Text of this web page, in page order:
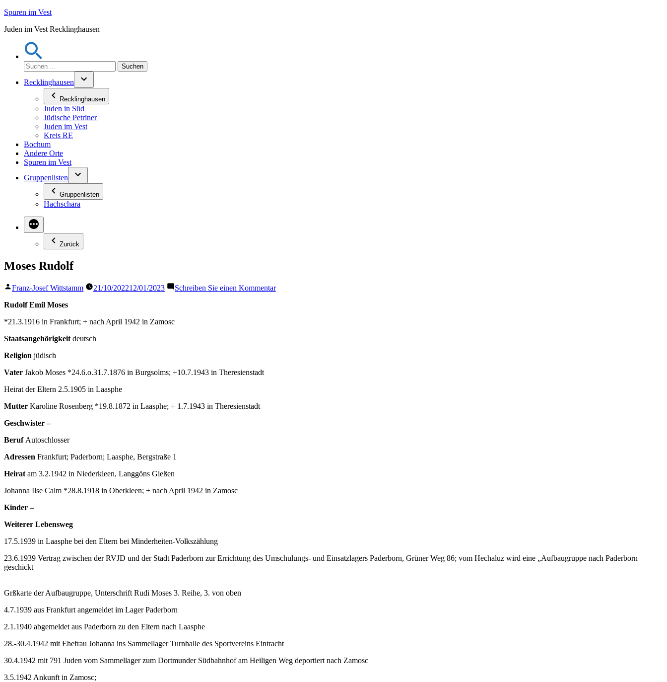
Zum
springen
Spuren im Vest
Juden im Vest Recklinghausen
Suchen
nach:
Recklinghausen
Recklinghausen
Juden in Süd
Jüdische Petriner
Juden im Vest
Kreis RE
Bochum
Andere Orte
Spuren im Vest
Gruppenlisten
Gruppenlisten
Hachschara
Zurück
Moses Rudolf
Veröffentlicht
Franz-Josef Wittstamm 21/10/202212/01/2023 Schreiben Sie einen Kommentarzu
Rudolf Emil Moses
*21.3.1916 in Frankfurt; + nach April 1942 in Zamosc
Staatsangehörigkeit deutsch
Religion jüdisch
Vater Jakob Moses *24.6.o.31.7.1876 in Burgsolms; +10.7.1943 in Theresienstadt
Heirat der Eltern 2.5.1905 in Laasphe
Mutter Karoline Rosenberg *19.8.1872 in Laasphe; + 1.7.1943 in Theresienstadt
Geschwister –
Beruf Autoschlosser
Adressen Frankfurt; Paderborn; Laasphe, Bergstraße 1
Heirat am 3.2.1942 in Niederkleen, Langgöns Gießen
Johanna Ilse Calm *28.8.1918 in Oberkleen; + nach April 1942 in Zamosc
Kinder –
Weiterer Lebensweg
17.5.1939 in Laasphe bei den Eltern bei Minderheiten-Volkszählung
23.6.1939 Vertrag zwischen der RVJD und der Stadt Paderborn zur Errichtung des Umschulungs- und Einsatzlagers Paderborn, Grüner Weg 86; vom Hechaluz wird eine „Aufbaugruppe nach Paderborn
geschickt
Grßkarte der Aufbaugruppe, Unterschrift Rudi Moses 3. Reihe, 3. von oben
4.7.1939 aus Frankfurt angemeldet im Lager Paderborn
2.1.1940 abgemeldet aus Paderborn zu den Eltern nach Laasphe
28.-30.4.1942 mit Ehefrau Johanna ins Sammellager Turnhalle des Sportvereins Eintracht
30.4.1942 mit 791 Juden vom Sammellager zum Dortmunder Südbahnhof am Heiligen Weg deportiert nach Zamosc
3.5.1942 Ankunft in Zamosc;